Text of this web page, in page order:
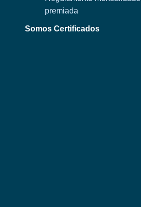
premiada
Somos Certificados